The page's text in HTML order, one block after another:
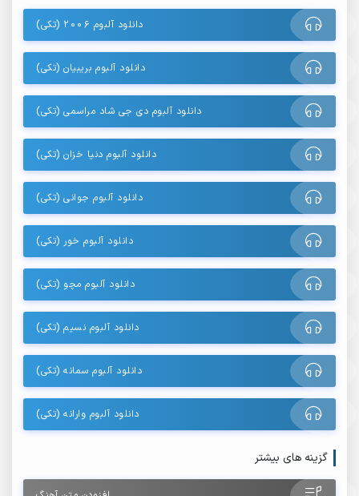
دانلود آلبوم 2006 (تکی)
دانلود آلبوم بریبیان (تکی)
دانلود آلبوم دی جی شاد مراسمی (تکی)
دانلود آلبوم دنیا خزان (تکی)
دانلود آلبوم جوانی (تکی)
دانلود آلبوم خور (تکی)
دانلود آلبوم مچو (تکی)
دانلود آلبوم نسیم (تکی)
دانلود آلبوم سمانه (تکی)
دانلود آلبوم وارانه (تکی)
گزینه های بیشتر